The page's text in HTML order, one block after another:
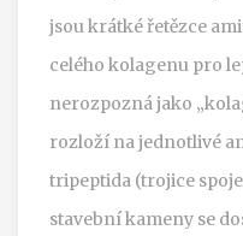
jsoukrátké řetězce
celého kolagenu pro
nerozpozná jako
rozloží na jednotlivé
tripeptida (trojice
stavební kameny se